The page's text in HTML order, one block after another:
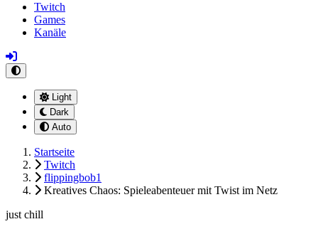
Twitch
Games
Kanäle
Light
Dark
Auto
Startseite
Twitch
flippingbob1
Kreatives Chaos: Spieleabenteuer mit Twist im Netz
just chill